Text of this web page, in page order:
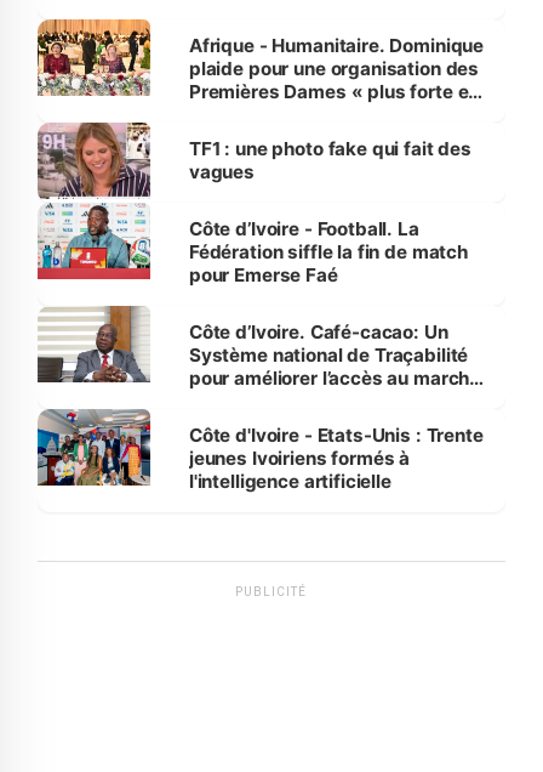
Afrique - Humanitaire. Dominique
plaide pour une organisation des
Premières Dames « plus forte et
sur la scène internationale »
TF1 : une photo fake qui fait des
vagues
Côte d’Ivoire - Football. La
Fédération siffle la fin de match
pour Emerse Faé
Côte d’Ivoire. Café-cacao: Un
Système national de Traçabilité
pour améliorer l’accès au marché
Côte d'Ivoire - Etats-Unis : Trente
jeunes Ivoiriens formés à
l'intelligence artificielle
PUBLICITÉ